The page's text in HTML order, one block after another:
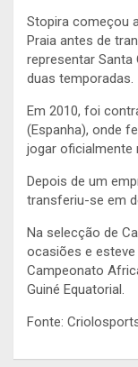
Stopira começou
Praia antes de
representar Santa
duas temporadas.
Em 2010, foi
(Espanha), onde
jogar oficialmente
Depois de um
transferiu-se em
Na selecção de
ocasiões e
Campeonato
Guiné Equatorial.
Fonte: